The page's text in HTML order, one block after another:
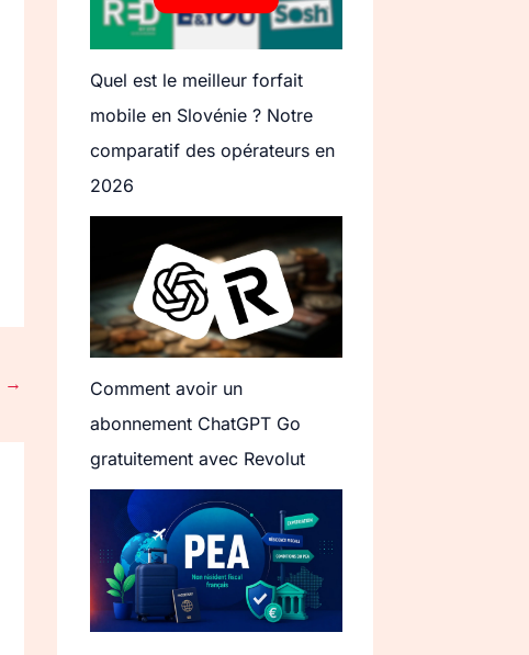
→
Quel est le meilleur forfait
mobile en Slovénie ? Notre
comparatif des opérateurs en
2026
Comment avoir un
abonnement ChatGPT Go
gratuitement avec Revolut